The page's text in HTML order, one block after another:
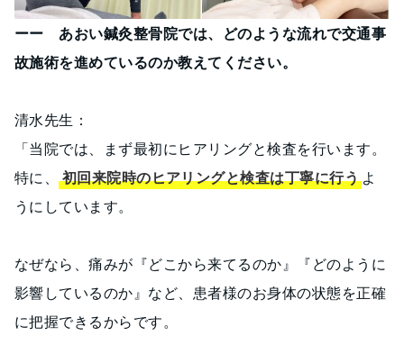
ーー あおい鍼灸整骨院では、どのような流れで交通事
故施術を進めているのか教えてください。
清水先生：
「当院では、まず最初にヒアリングと検査を行います。
特に、初回来院時のヒアリングと検査は丁寧に行う よ
うにしています。
なぜなら、痛みが『どこから来てるのか』『どのように
影響しているのか』など、患者様のお身体の状態を正確
に把握できるからです。